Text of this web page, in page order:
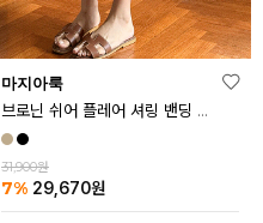
마지아룩
브로닌 쉬어 플레어 셔링 밴딩 스커트
31,900원
7% 29,670원